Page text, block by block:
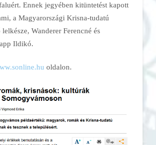
Ennek jegyében kitüntetést kapott
a Magyarországi Krisna-tudatú
Wanderer Ferencné és
Ildikó.
oldalon.